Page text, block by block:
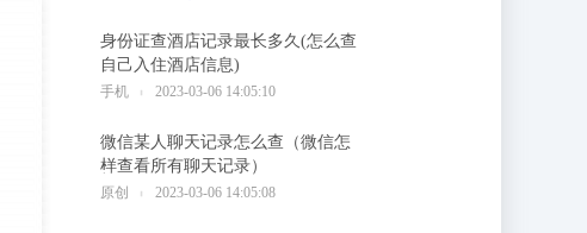
身份证查酒店记录最长多久(怎么查
自己入住酒店信息)
手机 2023-03-06 14:05:10
4
微信某人聊天记录怎么查（微信怎
样查看所有聊天记录）
原创 2023-03-06 14:05:08
5